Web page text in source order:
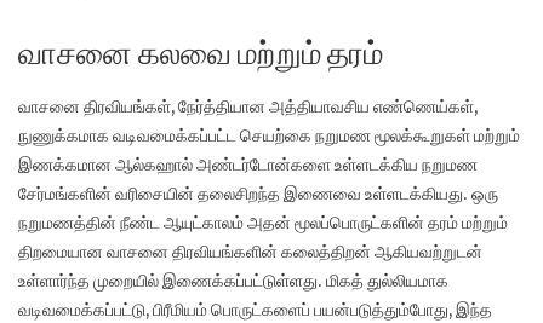
வாசனை கலவை மற்றும் தரம்
வாசனை திரவியங்கள், நேர்த்தியான அத்தியாவசிய எண்ணெய்கள்,
நுணுக்கமாக வடிவமைக்கப்பட்ட செயற்கை நறுமண மூலக்கூறுகள் மற்றும்
இணக்கமான ஆல்கஹால் அண்டர்டோன்களை உள்ளடக்கிய நறுமண
சேர்மங்களின் வரிசையின் தலைசிறந்த இணைவை உள்ளடக்கியது. ஒரு
நறுமணத்தின் நீண்ட ஆயுட்காலம் அதன் மூலப்பொருட்களின் தரம் மற்றும்
திறமையான வாசனை திரவியங்களின் கலைத்திறன் ஆகியவற்றுடன்
உள்ளார்ந்த முறையில் இணைக்கப்பட்டுள்ளது. மிகத் துல்லியமாக
வடிவமைக்கப்பட்டு, பிரீமியம் பொருட்களைப் பயன்படுத்தும்போது, ​​இந்த